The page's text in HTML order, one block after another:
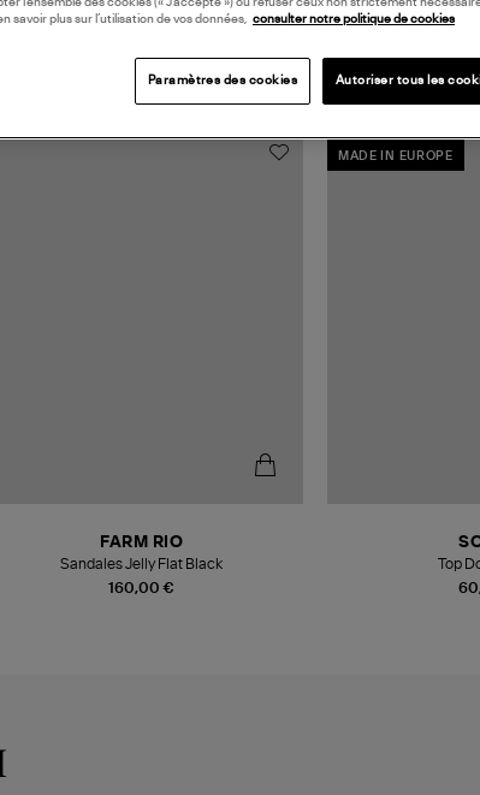
160,00 €
FARM RIO
Sandales Jelly Flat Black
MADE IN EUROPE
Top
l’ensemble des cookies (« J’accepte ») ou refuser ceux non strictement
savoir plus sur l’utilisation de vos données, consulter notre politique de cookies
Paramètres des cookies Autoriser tous les